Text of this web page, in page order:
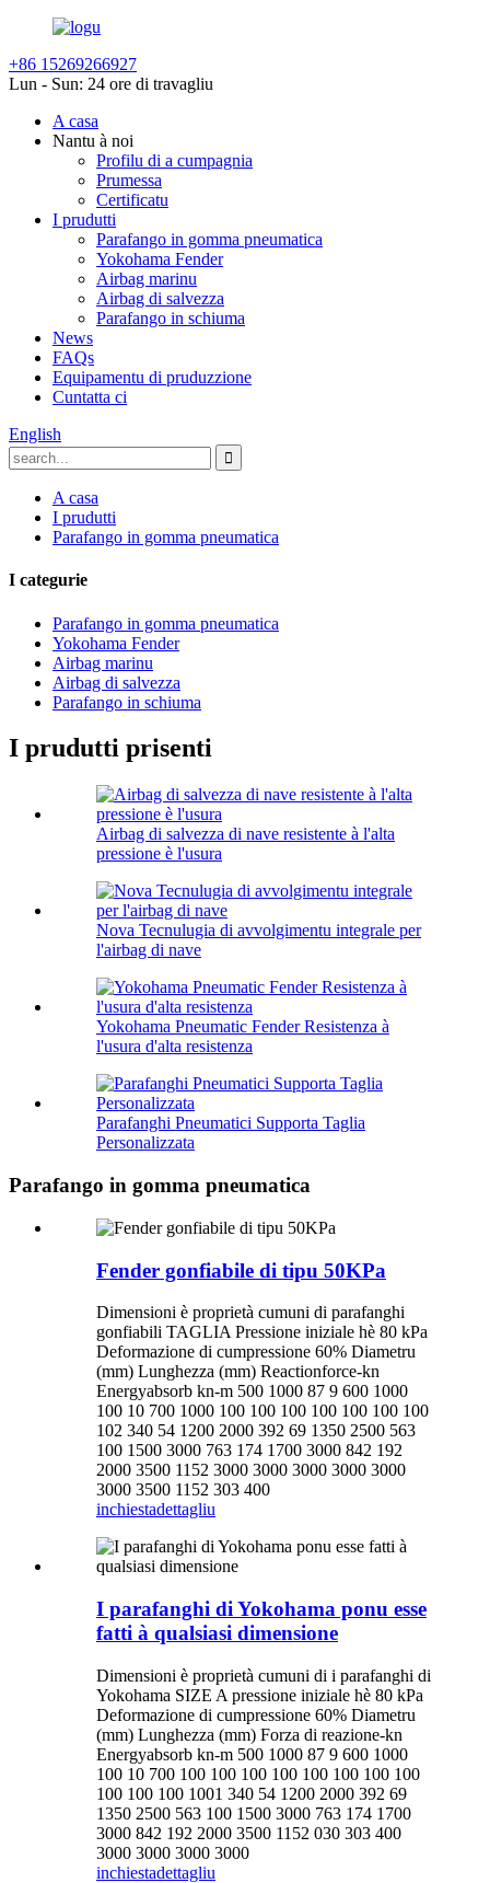
+86 15269266927
Lun - Sun: 24 ore di travagliu
A casa
Nantu à noi
Profilu di a cumpagnia
Prumessa
Certificatu
I prudutti
Parafango in gomma pneumatica
Yokohama Fender
Airbag marinu
Airbag di salvezza
Parafango in schiuma
News
FAQs
Equipamentu di pruduzzione
Cuntatta ci
English
A casa
I prudutti
Parafango in gomma pneumatica
I categurie
Parafango in gomma pneumatica
Yokohama Fender
Airbag marinu
Airbag di salvezza
Parafango in schiuma
I prudutti prisenti
Airbag di salvezza di nave resistente à l'alta
pressione è l'usura
Nova Tecnulugia di avvolgimentu integrale per
l'airbag di nave
Yokohama Pneumatic Fender Resistenza à
l'usura d'alta resistenza
Parafanghi Pneumatici Supporta Taglia
Personalizzata
Parafango in gomma pneumatica
Fender gonfiabile di tipu 50KPa
Dimensioni è proprietà cumuni di parafanghi
gonfiabili TAGLIA Pressione iniziale hè 80 kPa
Deformazione di cumpressione 60% Diametru
(mm) Lunghezza (mm) Reactionforce-kn
Energyabsorb kn-m 500 1000 87 9 600 1000
100 10 700 1000 100 100 100 100 100 100 100
102 340 54 1200 2000 392 69 1350 2500 563
100 1500 3000 763 174 1700 3000 842 192
2000 3500 1152 3000 3000 3000 3000 3000
3000 3500 1152 303 400
inchiestadettagliu
I parafanghi di Yokohama ponu esse
fatti à qualsiasi dimensione
Dimensioni è proprietà cumuni di i parafanghi di
Yokohama SIZE A pressione iniziale hè 80 kPa
Deformazione di cumpressione 60% Diametru
(mm) Lunghezza (mm) Forza di reazione-kn
Energyabsorb kn-m 500 1000 87 9 600 1000
100 10 700 100 100 100 100 100 100 100 100
100 100 100 1001 340 54 1200 2000 392 69
1350 2500 563 100 1500 3000 763 174 1700
3000 842 192 2000 3500 1152 030 303 400
3000 3000 3000 3000
inchiestadettagliu